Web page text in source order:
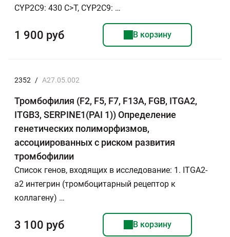
CYP2C9: 430 C>T, CYP2C9: …
1 900 руб В корзину
2352 / A27.05.002
Тромбофилия (F2, F5, F7, F13A, FGB, ITGA2,
ITGB3, SERPINE1(PAI 1)) Определение
генетических полиморфизмов,
ассоциированных с риском развития
тромбофилии
Список генов, входящих в исследование: 1. ITGA2-
a2 интегрин (тромбоцитарный рецептор к
коллагену) …
3 100 руб В корзину